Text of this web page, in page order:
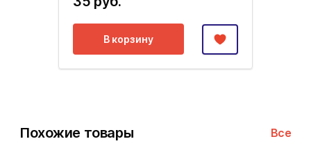
В корзину
Похожие товары Все